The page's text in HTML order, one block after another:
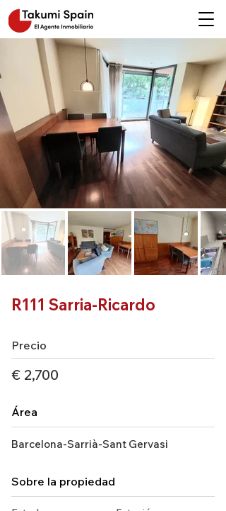
R111 Sarria-Ricardo
Precio
€ 2,700
Área
Barcelona-Sarrià-Sant Gervasi
Sobre la propiedad